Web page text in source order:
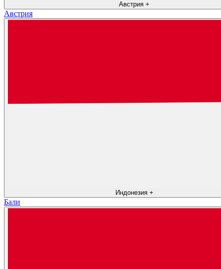
Австрия +
Австрия
Индонезия +
Бали